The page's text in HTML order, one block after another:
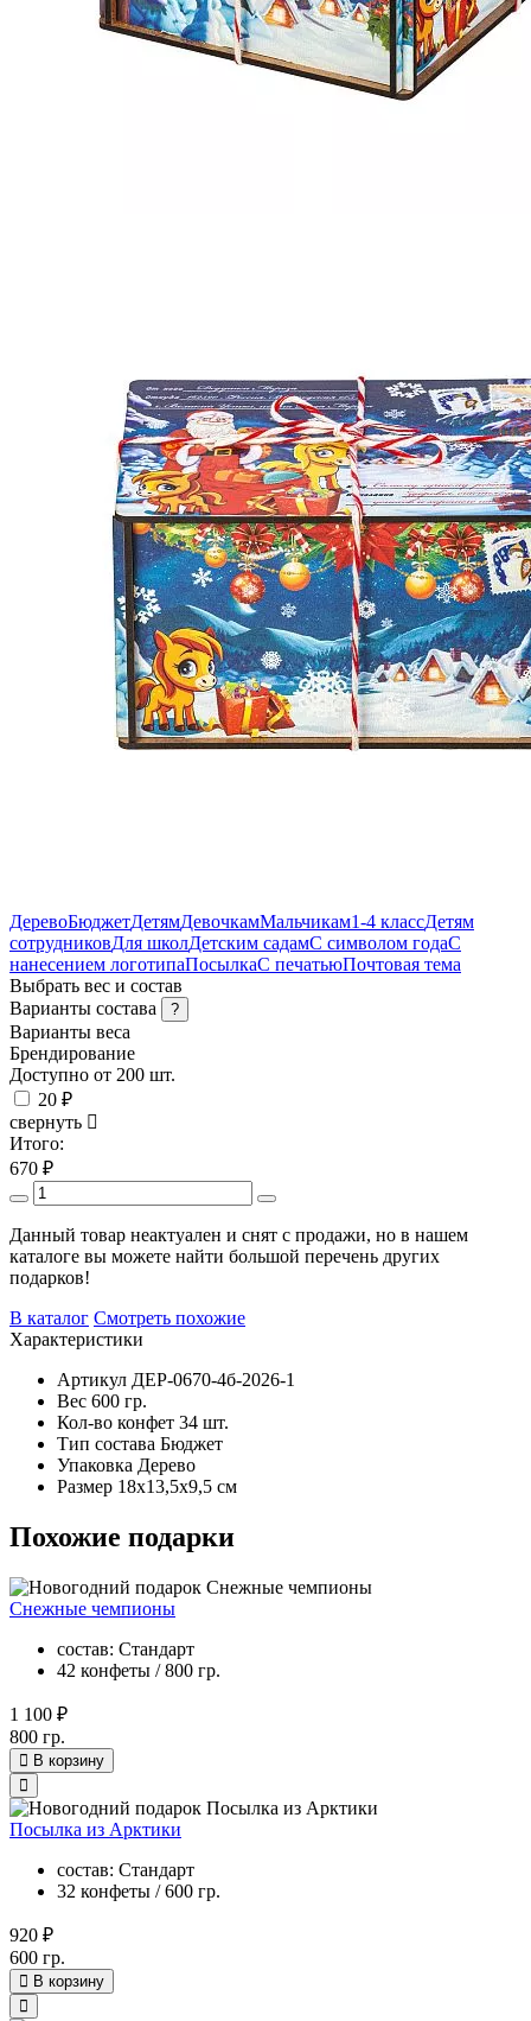
ДеревоБюджетДетямДевочкамМальчикам1-4 классДетям
сотрудниковДля школДетским садамС символом годаС
нанесением логотипаПосылкаС печатьюПочтовая тема
Выбрать вес и состав
Варианты состава
?
Варианты веса
Брендирование
Доступно от 200 шт.
20 ₽
свернуть
Итого:
670 ₽
Данный товар неактуален и снят с продажи, но в нашем
каталоге вы можете найти большой перечень других
подарков!
В каталог Смотреть похожие
Характеристики
Артикул ДЕР-0670-4б-2026-1
Вес 600 гр.
Кол-во конфет 34 шт.
Тип состава Бюджет
Упаковка Дерево
Размер 18х13,5х9,5 см
Похожие подарки
Снежные чемпионы
состав: Стандарт
42 конфеты / 800 гр.
1 100 ₽
800 гр.
В корзину
Посылка из Арктики
состав: Стандарт
32 конфеты / 600 гр.
920 ₽
600 гр.
В корзину